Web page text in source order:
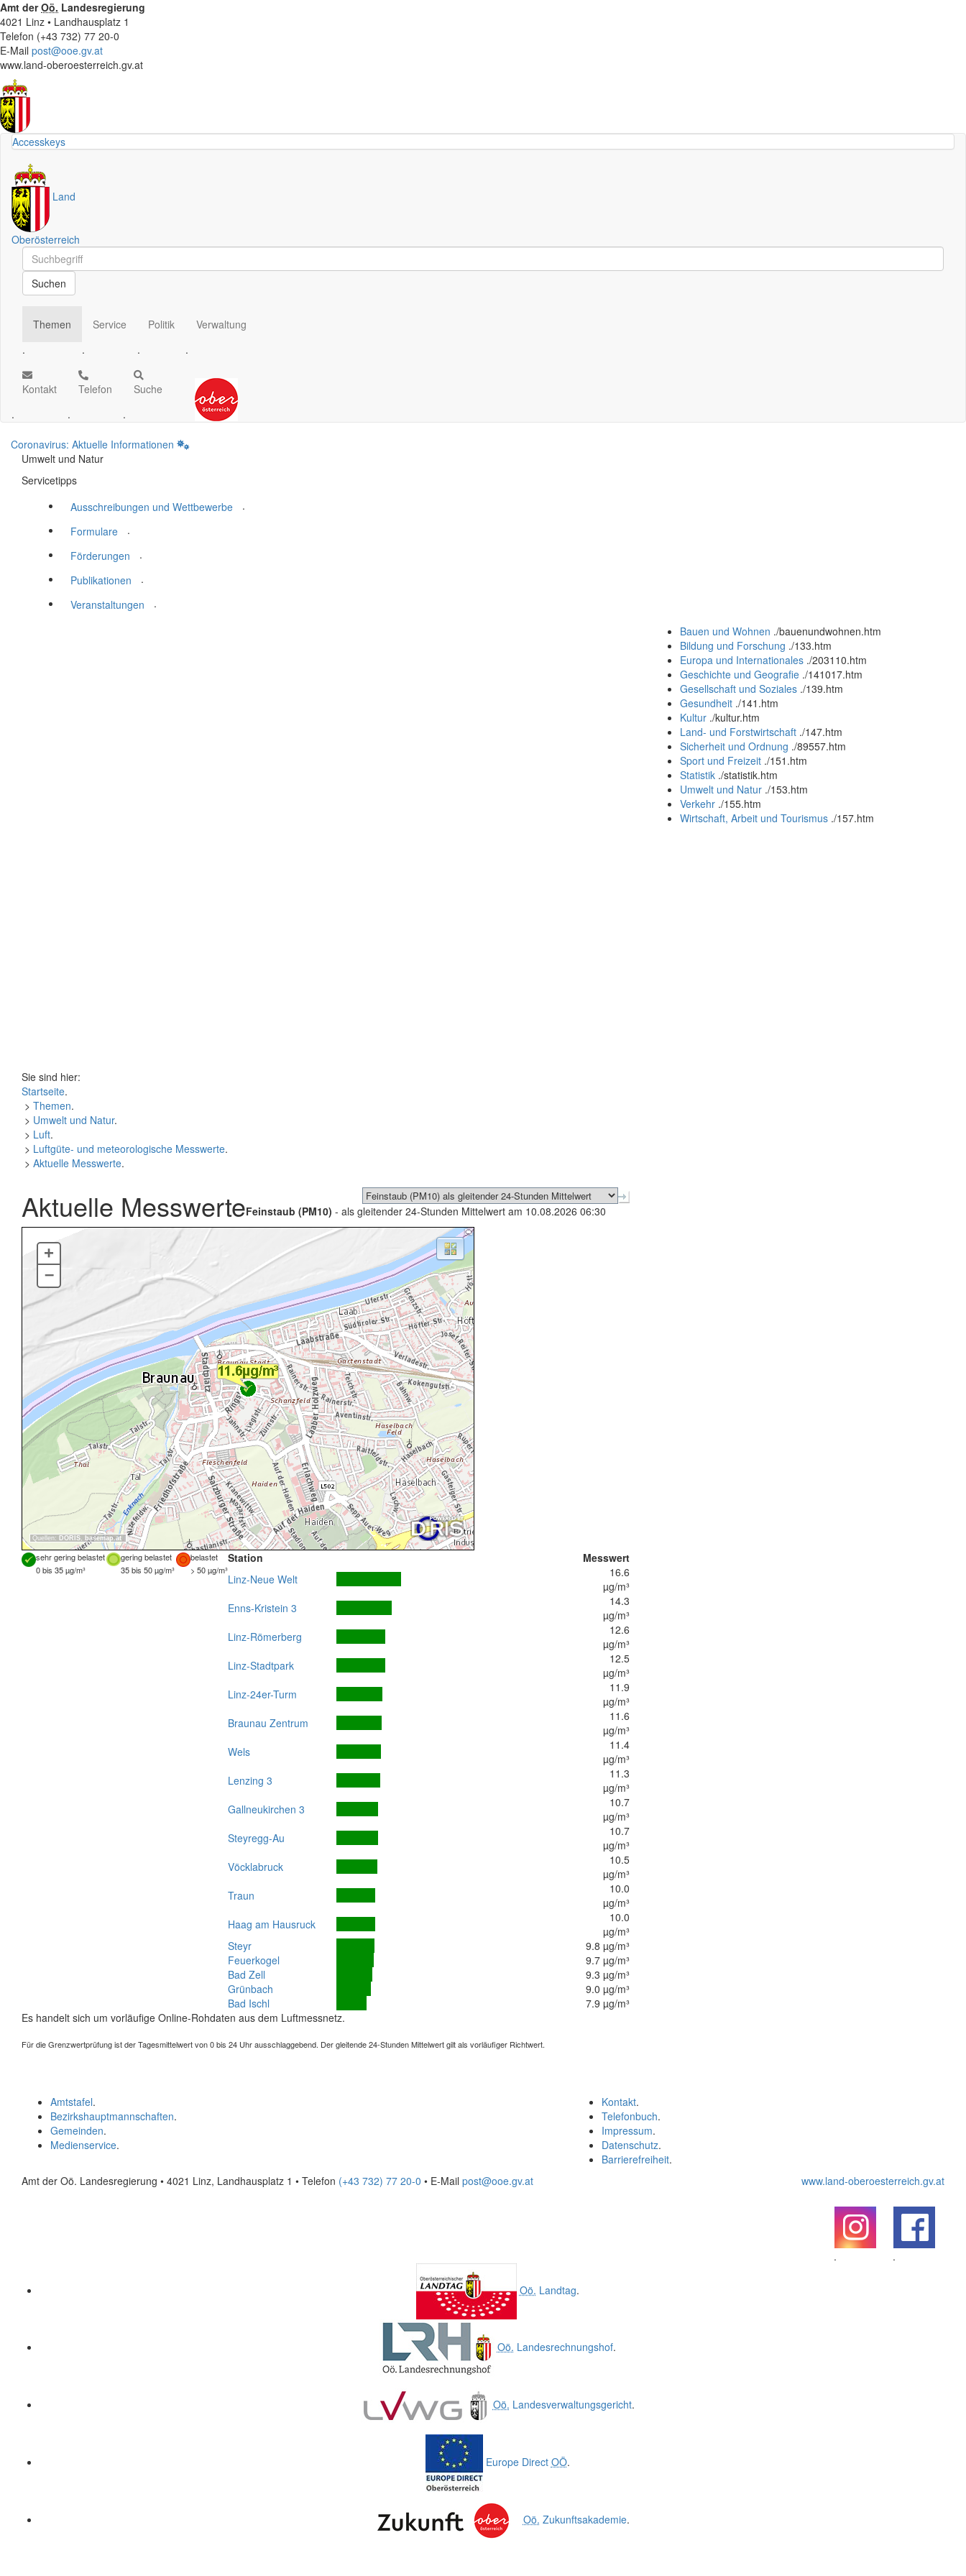
Amt derOö. Landesregierung
4021 Linz • Landhausplatz 1
Telefon (+43 732) 77 20-0
E-Mail post@ooe.gv.at
www.land-oberoesterreich.gv.at
Accesskeys
Land
Oberösterreich
Schnellsuche
Schnellsuche
Suchen
Themen
.
Service
.
Politik
.
Verwaltung
.
Kontakt
.
Telefon
.
Suche
.
Coronavirus: Aktuelle Informationen
Umwelt und Natur
Servicetipps
Ausschreibungen und Wettbewerbe
.
Formulare
.
Förderungen
.
Publikationen
.
Veranstaltungen
.
Bauen und Wohnen ./bauenundwohnen.htm
Bildung und Forschung ./133.htm
Europa und Internationales ./203110.htm
Geschichte und Geografie ./141017.htm
Gesellschaft und Soziales ./139.htm
Gesundheit ./141.htm
Kultur ./kultur.htm
Land- und Forstwirtschaft ./147.htm
Sicherheit und Ordnung ./89557.htm
Sport und Freizeit ./151.htm
Statistik ./statistik.htm
Umwelt und Natur ./153.htm
Verkehr ./155.htm
Wirtschaft, Arbeit und Tourismus ./157.htm
Sie sind hier:
Startseite.
> Themen.
> Umwelt und Natur.
> Luft.
> Luftgüte- und meteorologische Messwerte.
> Aktuelle Messwerte.
Aktuelle MesswerteFeinstaub (PM10) - als gleitender 24-Stunden Mittelwert am 10.08.2026 06:30
Quellen: DORIS, basemap.at
+
–
sehr gering belastet gering belastet
belastet
0 bis 35 µg/m³
35 bis 50 µg/m³ > 50 µg/m³
Station
Messwert
Linz-Neue Welt
16.6
µg/m³
Enns-Kristein 3
14.3
µg/m³
Linz-Römerberg
12.6
µg/m³
Linz-Stadtpark
12.5
µg/m³
Linz-24er-Turm
11.9
µg/m³
Braunau Zentrum
11.6
µg/m³
Wels
11.4
µg/m³
Lenzing 3
11.3
µg/m³
Gallneukirchen 3
10.7
µg/m³
Steyregg-Au
10.7
µg/m³
Vöcklabruck
10.5
µg/m³
Traun
10.0
µg/m³
Haag am Hausruck
10.0
µg/m³
Steyr
9.8 µg/m³
Feuerkogel
9.7 µg/m³
Bad Zell
9.3 µg/m³
Grünbach
9.0 µg/m³
Bad Ischl
7.9 µg/m³
Es handelt sich um vorläufige Online-Rohdaten aus dem Luftmessnetz.
Für die Grenzwertprüfung ist der Tagesmittelwert von 0 bis 24 Uhr ausschlaggebend. Der gleitende 24-Stunden Mittelwert gilt als vorläufiger Richtwert.
Kontakt.
Telefonbuch.
Impressum.
Datenschutz.
Barrierefreiheit.
Amtstafel.
Bezirkshauptmannschaften.
Gemeinden.
Medienservice.
Amt der Oö. Landesregierung • 4021 Linz, Landhausplatz 1 • Telefon (+43 732) 77 20-0 • E-Mail post@ooe.gv.at www.land-oberoesterreich.gv.at
.
.
Oö. Landtag.
Oö. Landesrechnungshof.
Oö. Landesverwaltungsgericht.
Europe Direct OÖ.
Oö. Zukunftsakademie.